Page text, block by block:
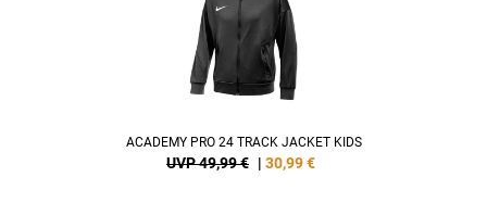
ACADEMY PRO 24 TRACK JACKET KIDS
UVP 49,99 € | 30,99€